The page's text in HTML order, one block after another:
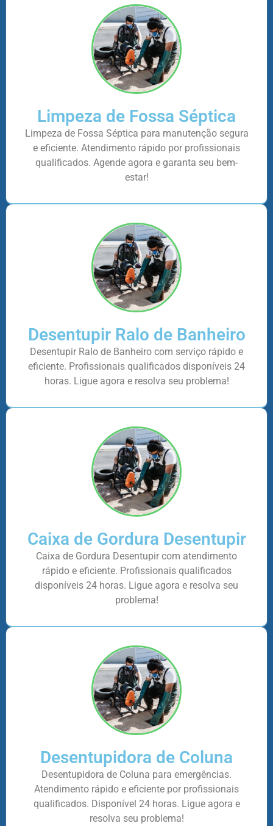
Limpeza de Fossa Séptica
Limpeza de Fossa Séptica para manutenção segura
e eficiente. Atendimento rápido por profissionais
qualificados. Agende agora e garanta seu bem-
estar!
Desentupir Ralo de Banheiro
Desentupir Ralo de Banheiro com serviço rápido e
eficiente. Profissionais qualificados disponíveis 24
horas. Ligue agora e resolva seu problema!
Caixa de Gordura Desentupir
Caixa de Gordura Desentupir com atendimento
rápido e eficiente. Profissionais qualificados
disponíveis 24 horas. Ligue agora e resolva seu
problema!
Desentupidora de Coluna
Desentupidora de Coluna para emergências.
Atendimento rápido e eficiente por profissionais
qualificados. Disponível 24 horas. Ligue agora e
resolva seu problema!